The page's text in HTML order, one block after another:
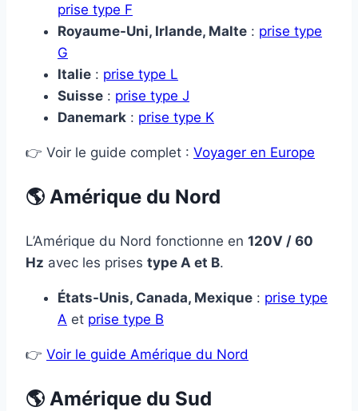
prise type F
Royaume-Uni, Irlande, Malte : prise type
G
Italie : prise type L
Suisse : prise type J
Danemark : prise type K
👉 Voir le guide complet : Voyager en Europe
🌎 Amérique du Nord
L’Amérique du Nord fonctionne en 120V / 60
Hz avec les prises type A et B.
États-Unis, Canada, Mexique : prise type
A et prise type B
👉 Voir le guide Amérique du Nord
🌎 Amérique du Sud